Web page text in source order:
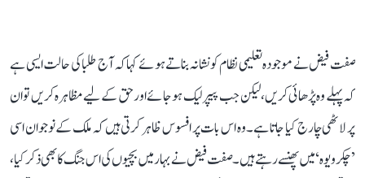
صفت فیض نے موجودہ تعلیمی نظام کو نشانہ بناتے ہوئے کہا کہ آج طلبا کی حالت ایسی ہے
کہ پہلے وہ پڑھائی کریں، لیکن جب پیپر لیک ہو جائے اور حق کے لیے مظاہرہ کریں تو ان
پر لاٹھی چارج کیا جاتا ہے۔ وہ اس بات پر افسوس ظاہر کرتی ہیں کہ ملک کے نوجوان اسی
’چکرویوہ‘ میں پھنسے رہتے ہیں۔ صفت فیض نے بہار میں بچیوں کی اس جنگ کا بھی ذکر کیا،